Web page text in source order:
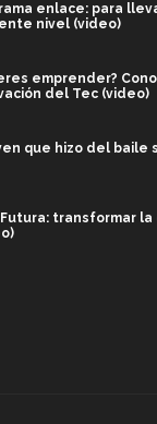
enlace: para
nivel (video)
emprender?
del Tec (video)
que hizo del baile
transformar